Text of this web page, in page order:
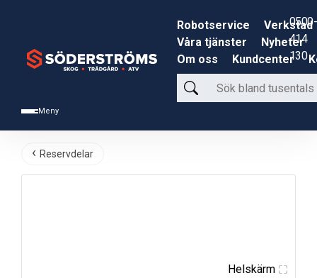
Meny
Robotservice
Verkstad
Våra tjänster
Nyheter
Om oss
Kundcenter
Sök
bland
produkter
0500-
414
130
Reservdelar
Helskärm